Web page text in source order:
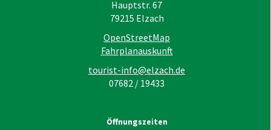
Hauptstr. 67
79215 Elzach
OpenStreetMap
Fahrplanauskunft
tourist-info@elzach.de
07682 / 19433
Öffnungszeiten